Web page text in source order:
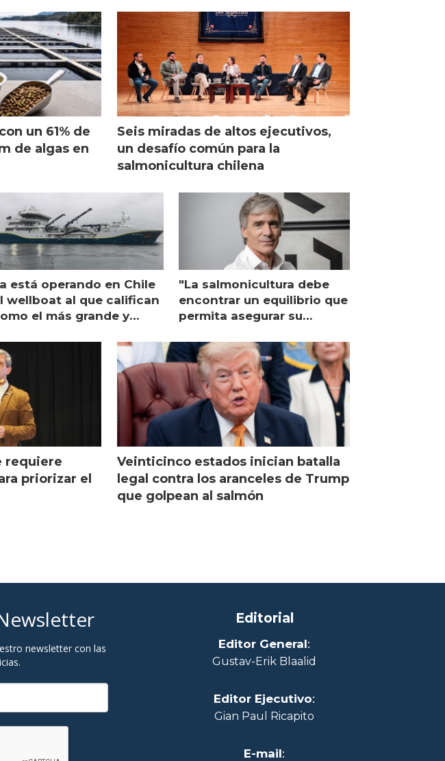
un 61% de
de algas en
Seis miradas de altos ejecutivos,
un desafío común para la
salmonicultura chilena
está operando en Chile
wellboat al que califican
el más grande y
"La salmonicultura debe
encontrar un equilibrio que
permita asegurar su
requiere
priorizar el
Veinticinco estados inician batalla
legal contra los aranceles de Trump
que golpean al salmón
newsletter con las
Editorial
Editor General:
Gustav-Erik Blaalid
Editor Ejecutivo:
Gian Paul Ricapito
E-mail: